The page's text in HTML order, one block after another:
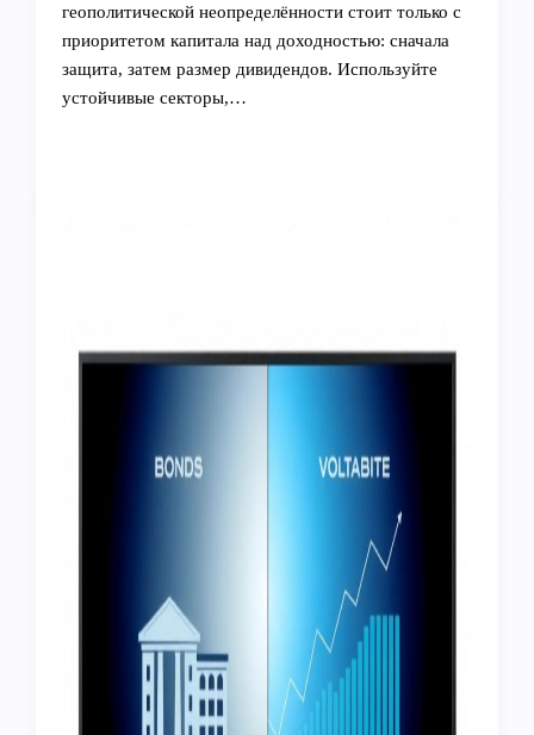
геополитической неопределённости стоит только с
приоритетом капитала над доходностью: сначала
защита, затем размер дивидендов. Используйте
устойчивые секторы,…